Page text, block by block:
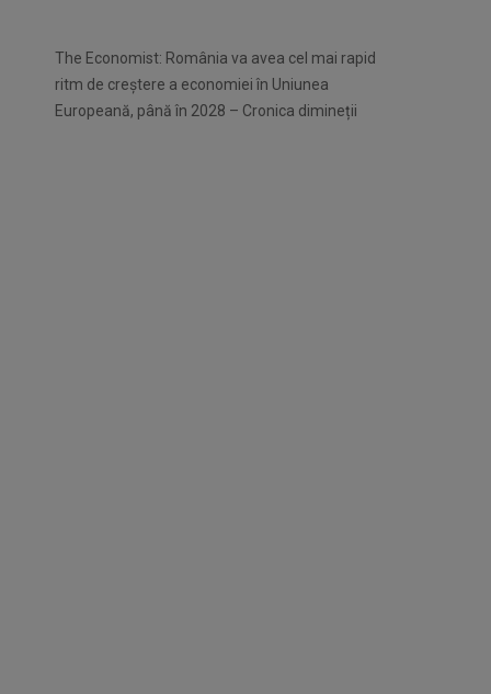
The Economist: România va avea cel mai rapid
ritm de creștere a economiei în Uniunea
Europeană, până în 2028 – Cronica dimineții